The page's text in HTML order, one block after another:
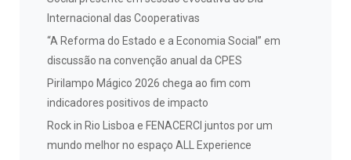
Internacional das Cooperativas
“A Reforma do Estado e a Economia Social” em
discussão na convenção anual da CPES
Pirilampo Mágico 2026 chega ao fim com
indicadores positivos de impacto
Rock in Rio Lisboa e FENACERCI juntos por um
mundo melhor no espaço ALL Experience